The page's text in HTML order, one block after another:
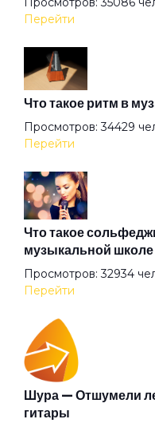
Голубь
Грязная кровь
Дави на газ
Девушка
Девушкам
Демобилизация
Династия
Перейти
Что такое ритм в
Просмотров: 34429
Перейти
Что такое
музыкальной школе
Просмотров: 32934
Перейти
Шура — Отшумели
гитары